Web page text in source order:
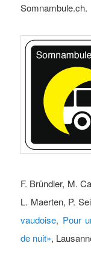
Somnambule.ch.
F. Bründler, M.
L. Maerten, P.
vaudoise, Pour
de nuit»,